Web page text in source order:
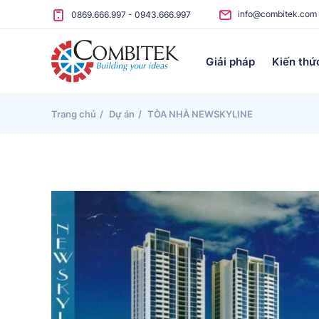
Skip to content
0869.666.997 - 0943.666.997 info@combitek.com
Giải pháp Kiến
Trang chủ Dự án TÒA NHÀ NEWSKYLINE